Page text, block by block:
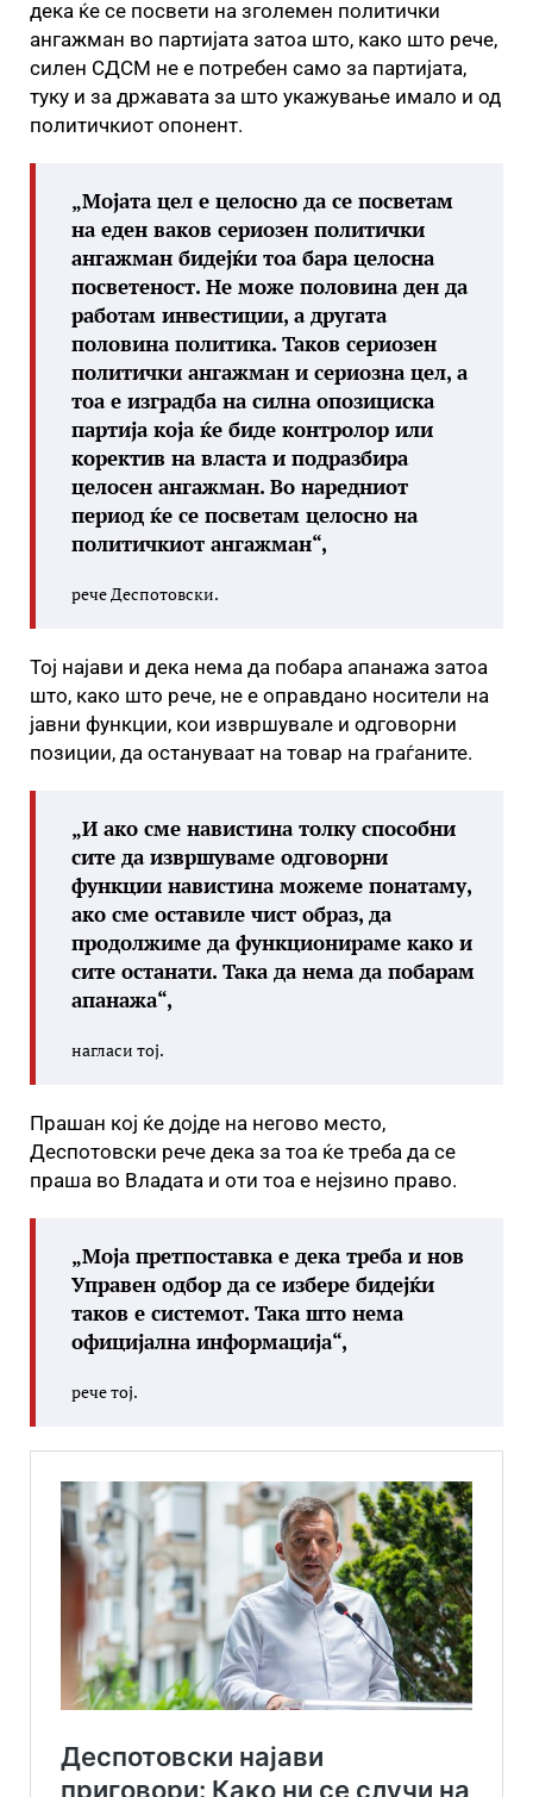
дека ќе се посвети на зголемен политички
ангажман во партијата затоа што, како што рече,
силен СДСМ не е потребен само за партијата,
туку и за државата за што укажување имало и од
политичкиот опонент.
„Мојата цел е целосно да се посветам
на еден ваков сериозен политички
ангажман бидејќи тоа бара целосна
посветеност. Не може половина ден да
работам инвестиции, а другата
половина политика. Таков сериозен
политички ангажман и сериозна цел, а
тоа е изградба на силна опозициска
партија која ќе биде контролор или
коректив на власта и подразбира
целосен ангажман. Во наредниот
период ќе се посветам целосно на
политичкиот ангажман“,
рече Деспотовски.
Тој најави и дека нема да побара апанажа затоа
што, како што рече, не е оправдано носители на
јавни функции, кои извршувале и одговорни
позиции, да остануваат на товар на граѓаните.
„И ако сме навистина толку способни
сите да извршуваме одговорни
функции навистина можеме понатаму,
ако сме оставиле чист образ, да
продолжиме да функционираме како и
сите останати. Така да нема да побарам
апанажа“,
нагласи тој.
Прашан кој ќе дојде на негово место,
Деспотовски рече дека за тоа ќе треба да се
праша во Владата и оти тоа е нејзино право.
„Моја претпоставка е дека треба и нов
Управен одбор да се избере бидејќи
таков е системот. Така што нема
официјална информација“,
рече тој.